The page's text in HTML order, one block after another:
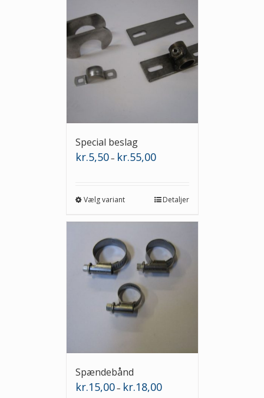
Special beslag
kr.5,50– kr.55,00Prisinterval:
Vælg variant Detaljer
Spændebånd
kr.15,00– kr.18,00Prisinterval: